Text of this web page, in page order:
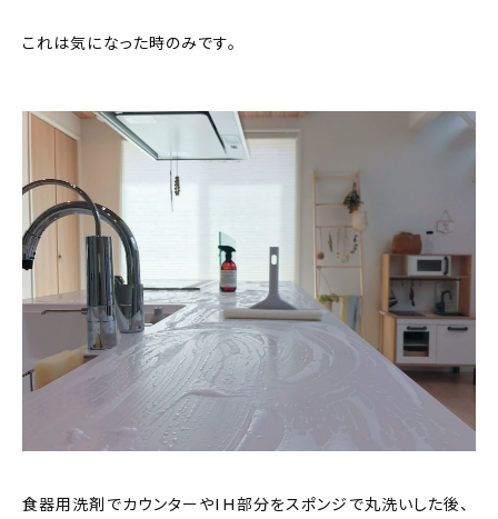
これは気になった時のみです。
食器用洗剤でカウンターやIH部分をスポンジで丸洗いした後、